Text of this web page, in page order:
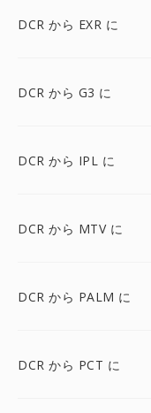
DCR から EXR に
DCR から G3 に
DCR から IPL に
DCR から MTV に
DCR から PALM に
DCR から PCT に